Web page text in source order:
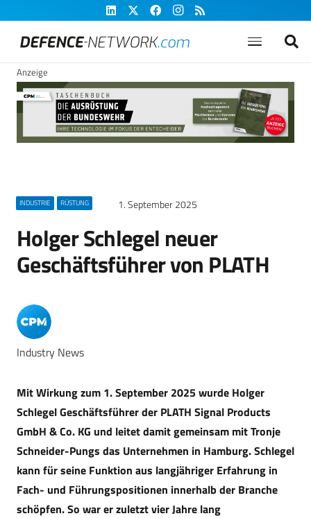
Anzeige
INDUSTRIE RÜSTUNG 1. September 2025
Holger Schlegel neuer
Geschäftsführer von PLATH
Industry News
Mit Wirkung zum 1. September 2025 wurde Holger
Schlegel Geschäftsführer der PLATH Signal Products
GmbH & Co. KG und leitet damit gemeinsam mit Tronje
Schneider-Pungs das Unternehmen in Hamburg. Schlegel
kann für seine Funktion aus langjähriger Erfahrung in
Fach- und Führungspositionen innerhalb der Branche
schöpfen. So war er zuletzt vier Jahre lang